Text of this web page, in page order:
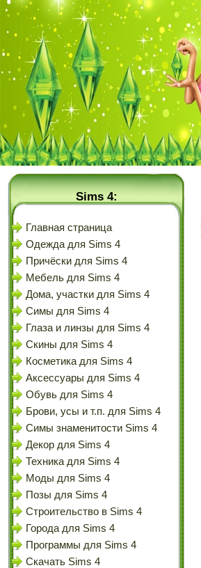
Sims 4:
Главная страница
Одежда для Sims 4
Причёски для Sims 4
Мебель для Sims 4
Дома, участки для Sims 4
Симы для Sims 4
Глаза и линзы для Sims 4
Скины для Sims 4
Косметика для Sims 4
Аксессуары для Sims 4
Обувь для Sims 4
Брови, усы и т.п. для Sims 4
Симы знаменитости Sims 4
Декор для Sims 4
Техника для Sims 4
Моды для Sims 4
Позы для Sims 4
Строительство в Sims 4
Города для Sims 4
Программы для Sims 4
Скачать Sims 4